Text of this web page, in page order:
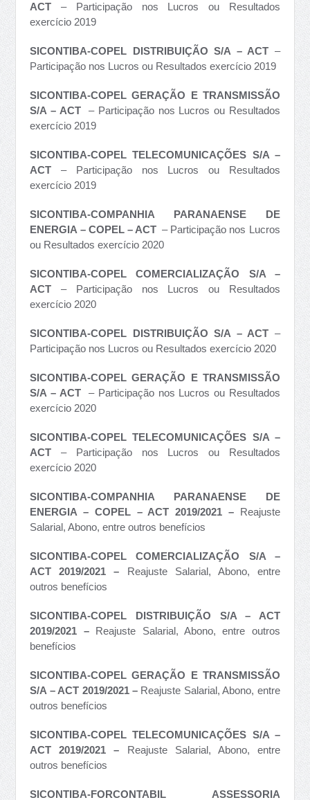
ACT– Participação nos Lucros ou Resultados
exercício 2019
SICONTIBA-COPEL DISTRIBUIÇÃO S/A – ACT –
Participação nos Lucros ou Resultados exercício 2019
SICONTIBA-COPEL GERAÇÃO E TRANSMISSÃO
S/A – ACT
– Participação nos Lucros ou Resultados
exercício 2019
SICONTIBA-COPEL TELECOMUNICAÇÕES S/A –
ACT
– Participação nos Lucros ou Resultados
exercício 2019
SICONTIBA-COMPANHIA PARANAENSE DE
ENERGIA – COPEL – ACT – Participação nos Lucros
ou Resultados exercício 2020
SICONTIBA-COPEL COMERCIALIZAÇÃO S/A –
ACT– Participação nos Lucros ou Resultados
exercício 2020
SICONTIBA-COPEL DISTRIBUIÇÃO S/A – ACT –
Participação nos Lucros ou Resultados exercício 2020
SICONTIBA-COPEL GERAÇÃO E TRANSMISSÃO
S/A – ACT
– Participação nos Lucros ou Resultados
exercício 2020
SICONTIBA-COPEL TELECOMUNICAÇÕES S/A –
ACT
– Participação nos Lucros ou Resultados
exercício 2020
SICONTIBA-COMPANHIA PARANAENSE DE
ENERGIA – COPEL – ACT 2019/2021 – Reajuste
Salarial, Abono, entre outros benefícios
SICONTIBA-COPEL COMERCIALIZAÇÃO S/A –
ACT 2019/2021 – Reajuste Salarial, Abono, entre
outros benefícios
SICONTIBA-COPEL DISTRIBUIÇÃO S/A – ACT
2019/2021 – Reajuste Salarial, Abono, entre outros
benefícios
SICONTIBA-COPEL GERAÇÃO E TRANSMISSÃO
S/A – ACT 2019/2021 – Reajuste Salarial, Abono, entre
outros benefícios
SICONTIBA-COPEL TELECOMUNICAÇÕES S/A –
ACT 2019/2021 – Reajuste Salarial, Abono, entre
outros benefícios
SICONTIBA-FORCONTABIL ASSESSORIA